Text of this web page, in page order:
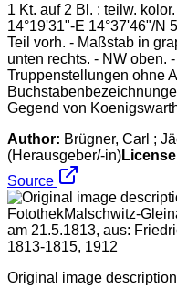
1 Kt. auf 2 Bl. : teilw.
14°19'31"-E 14°37'46"/N
Teil vorh. - Maßstab in
unten rechts. - NW oben.
Truppenstellungen ohne
Gegend von
Author: Brügner, Carl ;
(Herausgeber/-in)
Source
Original image